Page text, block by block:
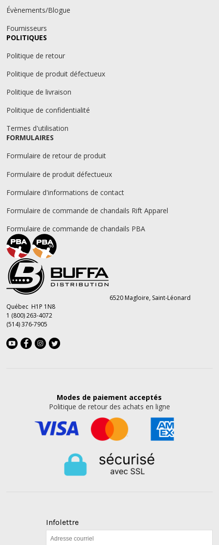
Évènements/Blogue
Fournisseurs
POLITIQUES
Politique de retour
Politique de produit défectueux
Politique de livraison
Politique de confidentialité
Termes d'utilisation
FORMULAIRES
Formulaire de retour de produit
Formulaire de produit défectueux
Formulaire d'informations de contact
Formulaire de commande de chandails Rift Apparel
Formulaire de commande de chandails PBA
6520 Magloire, Saint-Léonard
Québec H1P 1N8
1 (800) 263-4072
(514) 376-7905
Modes de paiement acceptés
Politique de retour des achats en ligne
Infolettre